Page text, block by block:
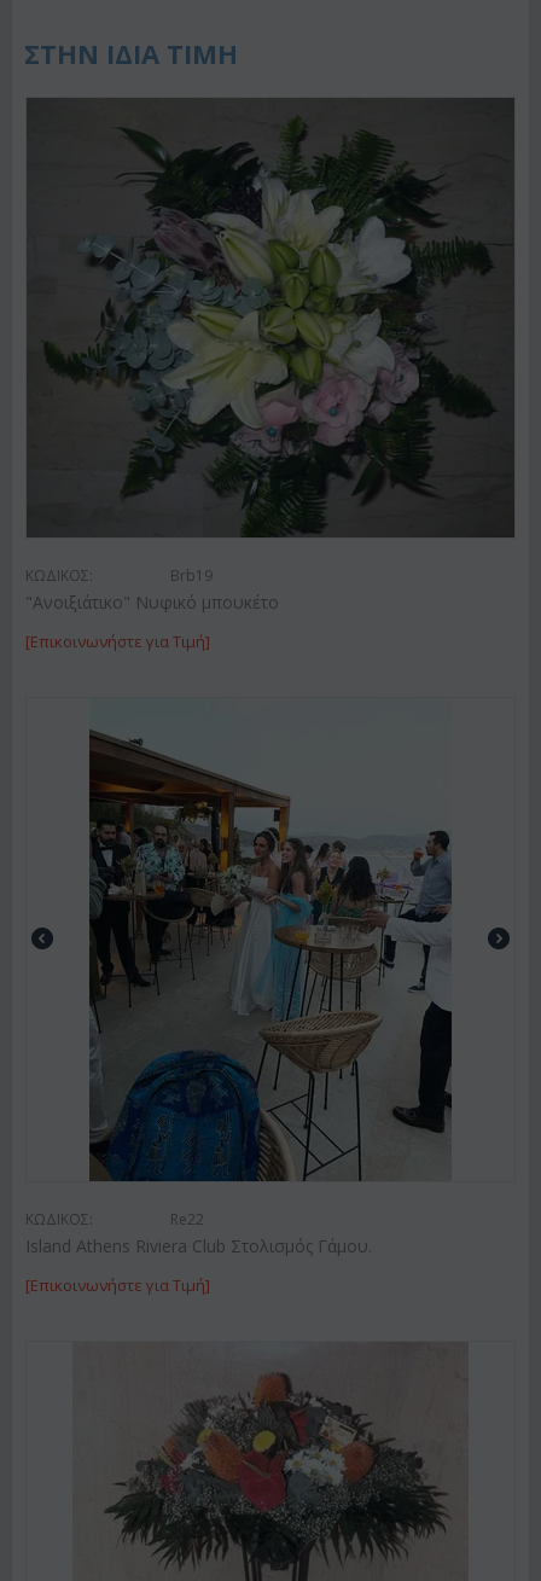
ΣΤΗΝ ΙΔΙΑ ΤΙΜΗ
ΚΩΔΙΚΟΣ: Brb19
"Ανοιξιάτικο" Νυφικό μπουκέτο
[Επικοινωνήστε για Τιμή]
ΚΩΔΙΚΟΣ: Re22
Island Athens Riviera Club Στολισμός Γάμου.
[Επικοινωνήστε για Τιμή]